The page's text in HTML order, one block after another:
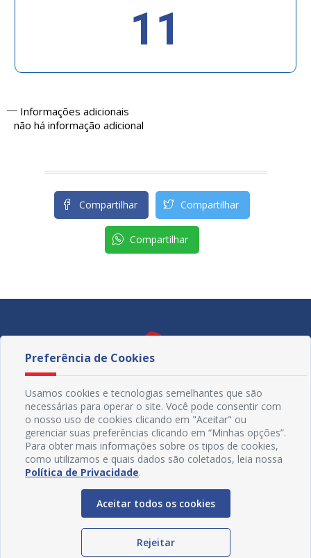
11
Informações adicionais
não há informação adicional
Compartilhar Compartilhar
Compartilhar
Redes Sociais
Preferência de Cookies
Usamos cookies e tecnologias semelhantes que são
necessárias para operar o site. Você pode consentir com
o nosso uso de cookies clicando em "Aceitar" ou
gerenciar suas preferências clicando em “Minhas opções”.
Para obter mais informações sobre os tipos de cookies,
como utilizamos e quais dados são coletados, leia nossa
Política de Privacidade.
Aceitar todos os cookies
Rejeitar